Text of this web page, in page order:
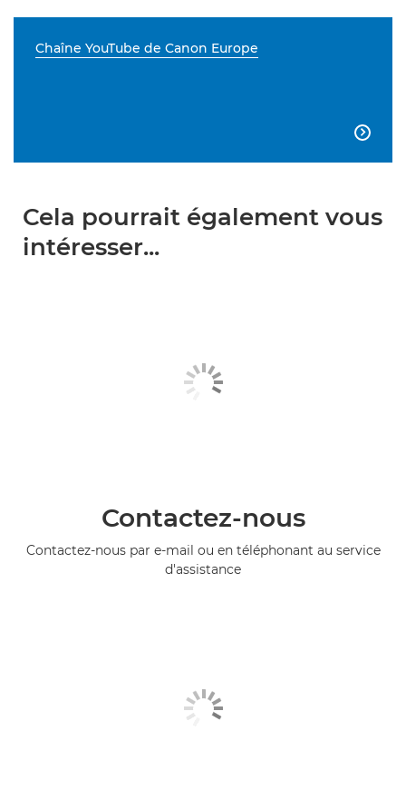
Chaîne YouTube de Canon Europe

Cela pourrait également vous
intéresser...
Contactez-nous
Contactez-nous par e-mail ou en téléphonant au service
d'assistance